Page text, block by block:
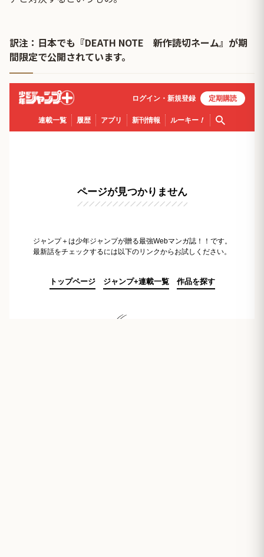
訳注：日本でも『DEATH NOTE 新作読切ネーム』が期
間限定で公開されています。